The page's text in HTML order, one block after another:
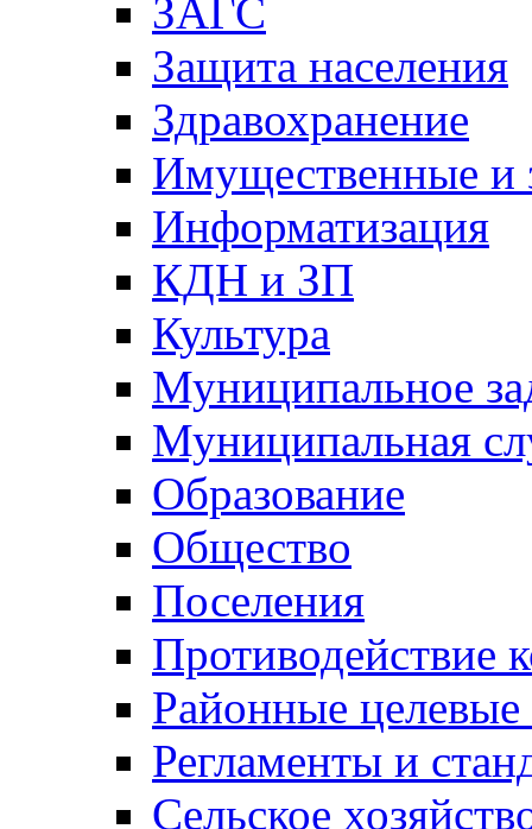
ЗАГС
Защита населения
Здравохранение
Имущественные и
Информатизация
КДН и ЗП
Культура
Муниципальное
Муниципальная
Образование
Общество
Поселения
Противодействие
Районные
Регламенты и
Сельское